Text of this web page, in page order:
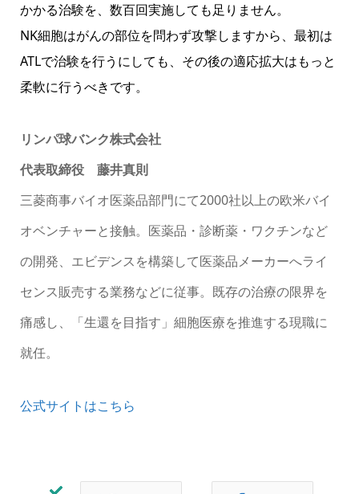
かかる治験を、数百回実施しても足りません。
NK細胞はがんの部位を問わず攻撃しますから、最初は
ATLで治験を行うにしても、その後の適応拡大はもっと
柔軟に行うべきです。
リンパ球バンク株式会社
代表取締役 藤井真則
三菱商事バイオ医薬品部門にて2000社以上の欧米バイ
オベンチャーと接触。医薬品・診断薬・ワクチンなど
の開発、エビデンスを構築して医薬品メーカーへライ
センス販売する業務などに従事。既存の治療の限界を
痛感し、「生還を目指す」細胞医療を推進する現職に
就任。
公式サイトはこちら